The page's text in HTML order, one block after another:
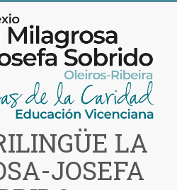
LA
JOSEFA